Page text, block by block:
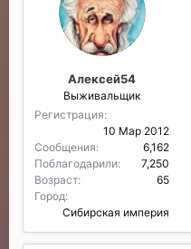
Алексей54
Выживальщик
Регистрация
10 Мар 2012
Сообщения
6,162
Поблагодарили
7,250
Возраст
65
Город
Сибирская империя